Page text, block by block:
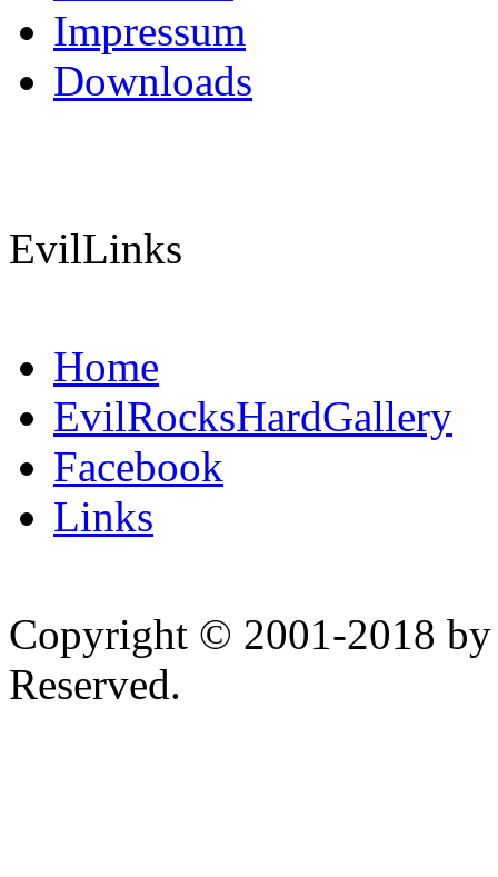
Impressum
Downloads
EvilLinks
Home
EvilRocksHardGallery
Facebook
Links
Copyright © 2001-2018
Reserved.